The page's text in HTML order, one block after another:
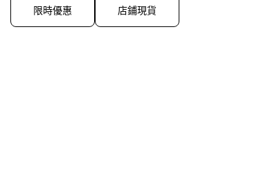
限時優惠 店鋪現貨